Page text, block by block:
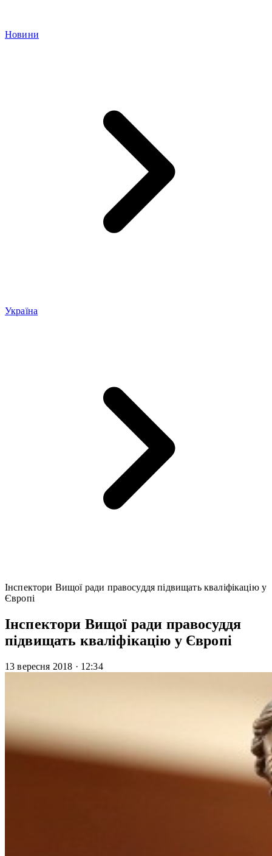
Новини
Україна
Інспектори Вищої ради правосуддя підвищать кваліфікацію у
Європі
Інспектори Вищої ради правосуддя
підвищать кваліфікацію у Європі
13 вересня 2018 · 12:34